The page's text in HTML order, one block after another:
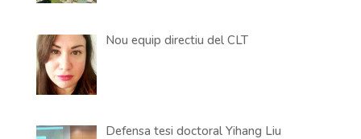
Nou equip directiu del CLT
Defensa tesi doctoral Yihang Liu